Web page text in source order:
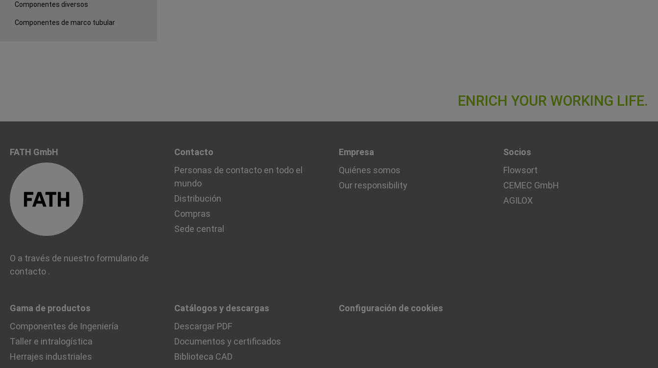
Componentes diversos
Componentes de marco tubular
FATH GmbH
O a través de nuestro formulario de
contacto .
Contacto
Personas de contacto en todo el
mundo
Distribución
Compras
Sede central
Empresa
Quiénes somos
Our responsibility
Socios
Flowsort
CEMEC GmbH
AGILOX
Gama de productos
Componentes de Ingeniería
Taller e intralogística
Herrajes industriales
Catálogos y descargas
Descargar PDF
Documentos y certificados
Biblioteca CAD
Configuración de cookies